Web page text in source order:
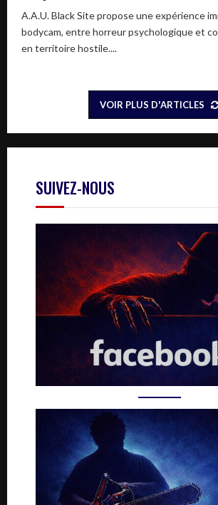
A.A.U. Black Site propose une expérience
bodycam, entre horreur psychologique et
en territoire hostile....
VOIR PLUS D'ARTICLES
SUIVEZ-NOUS